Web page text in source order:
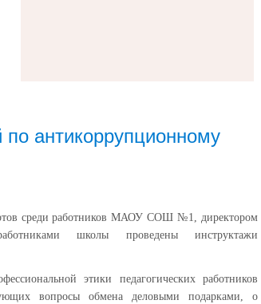
антикоррупционному
среди работников МАОУ СОШ №1, директором
школы проведены инструктажи
этики педагогических работников
вопросы обмена деловыми подарками, о